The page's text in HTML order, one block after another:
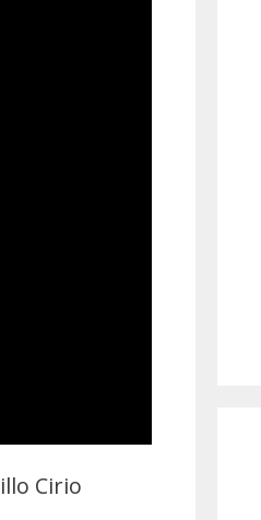
Cirio